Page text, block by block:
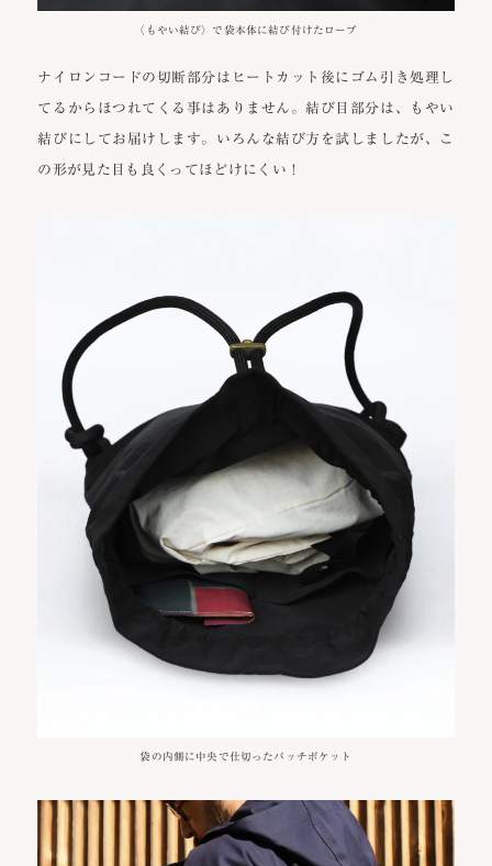
〈もやい結び〉で袋本体に結び付けたロープ
ナイロンコードの切断部分はヒートカット後にゴム引き処理し
てるからほつれてくる事はありません。結び目部分は、もやい
結びにしてお届けします。いろんな結び方を試しましたが、こ
の形が見た目も良くってほどけにくい！
袋の内側に中央で仕切ったパッチポケット